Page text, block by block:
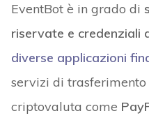
EventBot è in grado di
riservate e credenziali
diverse applicazioni
servizi di
criptovaluta come